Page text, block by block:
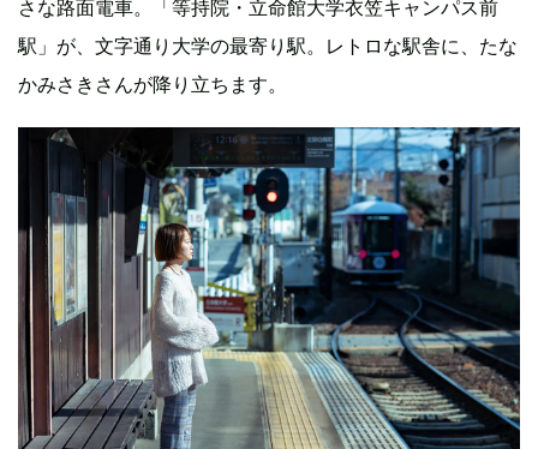
さな路面電車。「等持院・立命館大学衣笠キャンパス前
駅」が、文字通り大学の最寄り駅。レトロな駅舎に、たな
かみさきさんが降り立ちます。